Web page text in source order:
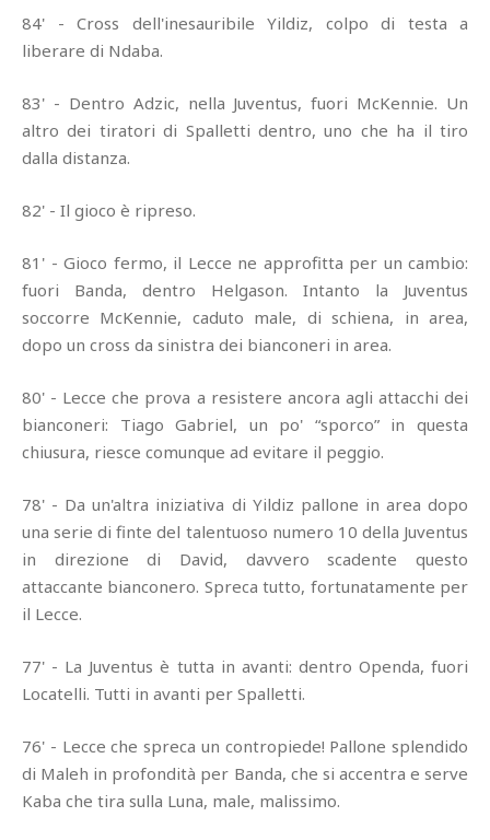
84' - Cross dell'inesauribile Yildiz, colpo di testa a
liberare di Ndaba.
83' - Dentro Adzic, nella Juventus, fuori McKennie. Un
altro dei tiratori di Spalletti dentro, uno che ha il tiro
dalla distanza.
82' - Il gioco è ripreso.
81' - Gioco fermo, il Lecce ne approfitta per un cambio:
fuori Banda, dentro Helgason. Intanto la Juventus
soccorre McKennie, caduto male, di schiena, in area,
dopo un cross da sinistra dei bianconeri in area.
80' - Lecce che prova a resistere ancora agli attacchi dei
bianconeri: Tiago Gabriel, un po' “sporco” in questa
chiusura, riesce comunque ad evitare il peggio.
78' - Da un'altra iniziativa di Yildiz pallone in area dopo
una serie di finte del talentuoso numero 10 della Juventus
in direzione di David, davvero scadente questo
attaccante bianconero. Spreca tutto, fortunatamente per
il Lecce.
77' - La Juventus è tutta in avanti: dentro Openda, fuori
Locatelli. Tutti in avanti per Spalletti.
76' - Lecce che spreca un contropiede! Pallone splendido
di Maleh in profondità per Banda, che si accentra e serve
Kaba che tira sulla Luna, male, malissimo.